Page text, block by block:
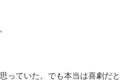
っていた。でも本当は喜劇だと